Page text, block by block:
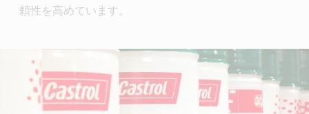
頼性を高めています。